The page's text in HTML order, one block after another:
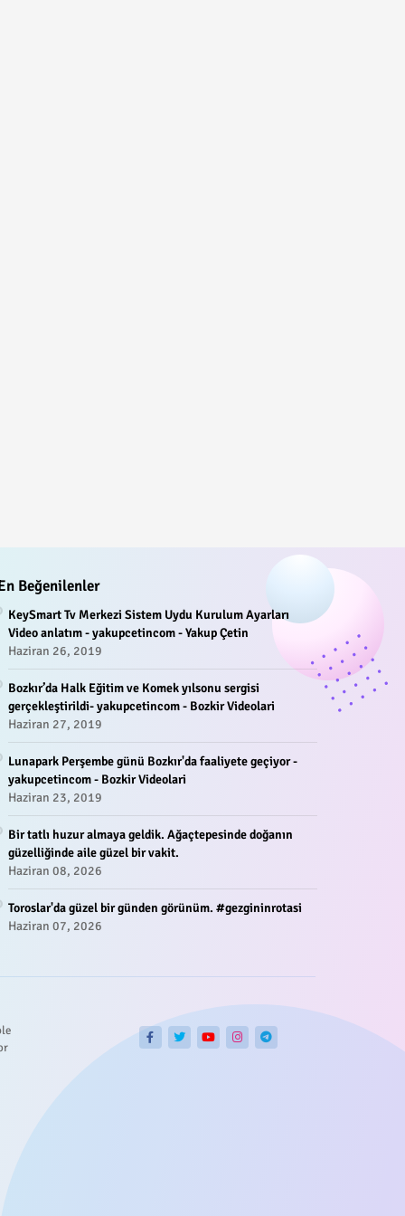
Beğenilenler
KeySmart Tv Merkezi Sistem Uydu Kurulum Ayarları
Video anlatım - yakupcetincom - Yakup Çetin
Haziran 26, 2019
Bozkır’da Halk Eğitim ve Komek yılsonu sergisi
gerçekleştirildi- yakupcetincom - Bozkir Videolari
Haziran 27, 2019
Lunapark Perşembe günü Bozkır'da faaliyete geçiyor -
yakupcetincom - Bozkir Videolari
Haziran 23, 2019
Bir tatlı huzur almaya geldik. Ağaçtepesinde doğanın
güzelliğinde aile güzel bir vakit.
Haziran 08, 2026
Toroslar'da güzel bir günden görünüm. #gezgininrotasi
Haziran 07, 2026